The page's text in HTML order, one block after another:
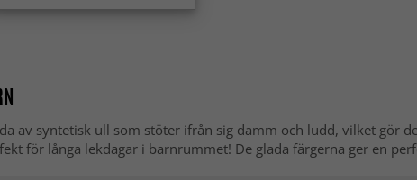
av syntetisk ull som stöter ifrån sig damm och ludd, vilket gör
för långa lekdagar i barnrummet! De glada färgerna ger en